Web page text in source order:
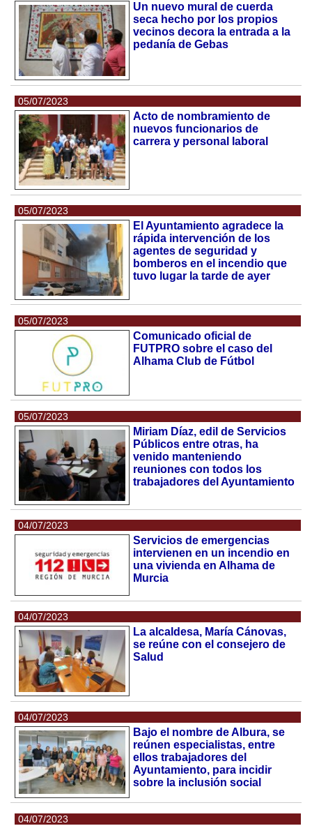
Un nuevo mural de cuerda
seca hecho por los propios
vecinos decora la entrada a la
pedanía de Gebas
05/07/2023
Acto de nombramiento de
nuevos funcionarios de
carrera y personal laboral
05/07/2023
El Ayuntamiento agradece la
rápida intervención de los
agentes de seguridad y
bomberos en el incendio que
tuvo lugar la tarde de ayer
05/07/2023
Comunicado oficial de
FUTPRO sobre el caso del
Alhama Club de Fútbol
05/07/2023
Miriam Díaz, edil de Servicios
Públicos entre otras, ha
venido manteniendo
reuniones con todos los
trabajadores del Ayuntamiento
04/07/2023
Servicios de emergencias
intervienen en un incendio en
una vivienda en Alhama de
Murcia
04/07/2023
La alcaldesa, María Cánovas,
se reúne con el consejero de
Salud
04/07/2023
Bajo el nombre de Albura, se
reúnen especialistas, entre
ellos trabajadores del
Ayuntamiento, para incidir
sobre la inclusión social
04/07/2023